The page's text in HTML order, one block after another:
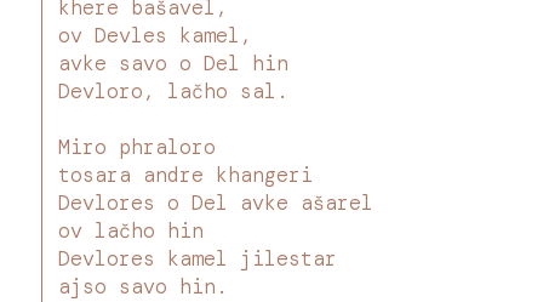
khere bašavel,
ov Devles kamel,
avke savo o Del hin
Devloro, lačho sal.
Miro phraloro
tosara andre khangeri
Devlores o Del avke ašarel
ov lačho hin
Devlores kamel jilestar
ajso savo hin.